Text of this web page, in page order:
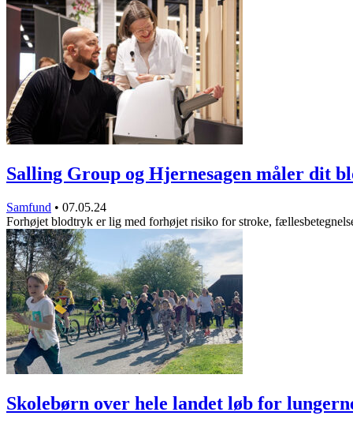
Salling Group og Hjernesagen måler dit
Samfund • 07.05.24
Forhøjet blodtryk er lig med forhøjet risiko for stroke,
Skolebørn over hele landet løb for